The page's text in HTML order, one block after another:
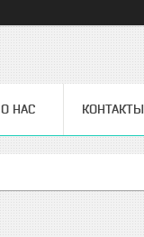
О НАС КОНТАКТЫ